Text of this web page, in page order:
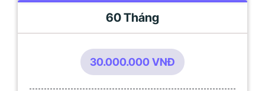
60 Tháng
30.000.000 VNĐ